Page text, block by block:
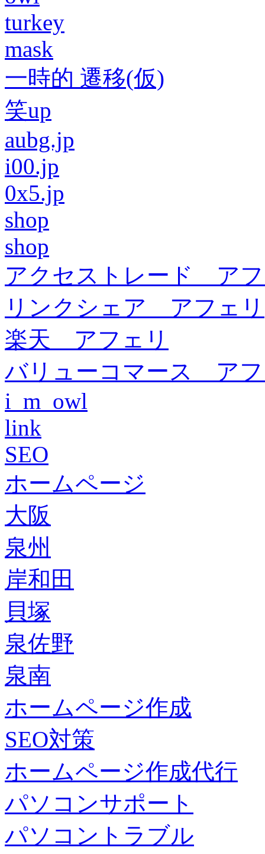
turkey
mask
一時的 遷移(仮)
笑up
aubg.jp
i00.jp
0x5.jp
shop
shop
アクセストレード ア
リンクシェア アフェリ
楽天 アフェリ
バリューコマース ア
i_m_owl
link
SEO
ホームページ
大阪
泉州
岸和田
貝塚
泉佐野
泉南
ホームページ作成
SEO対策
ホームページ作成代行
パソコンサポート
パソコントラブル